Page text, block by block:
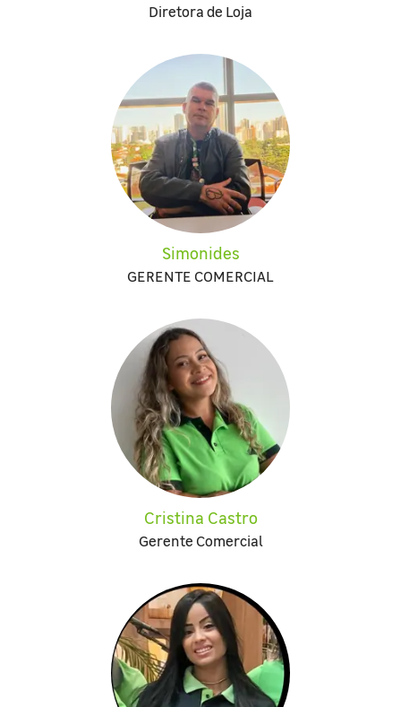
Diretora de Loja
Simonides
GERENTE COMERCIAL
Cristina Castro
Gerente Comercial